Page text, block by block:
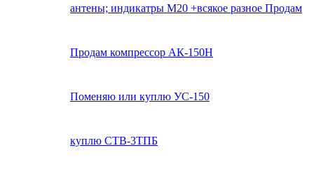
антены; индикатры М20 +всякое разное Продам
Продам компрессор АК-150Н
Поменяю или куплю УС-150
куплю СТВ-3ТПБ